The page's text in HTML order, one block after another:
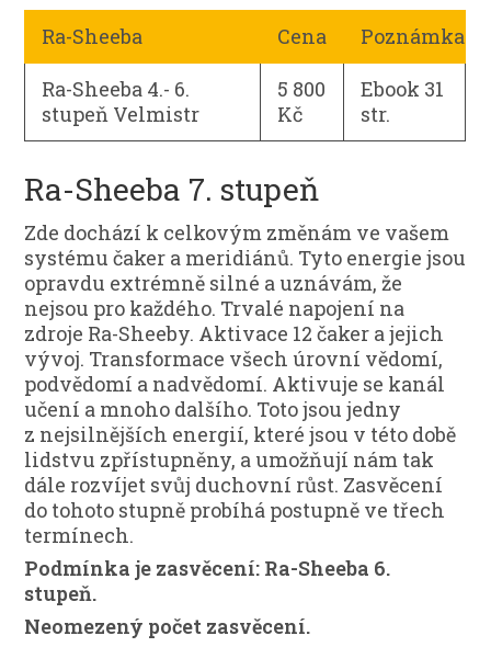
Ra-Sheeba Cena
Poznámka
Ra-Sheeba 4.- 6.
stupeň Velmistr
5 800
Kč
Ebook 31
str.
Ra-Sheeba 7. stupeň
Zde dochází k celkovým změnám ve vašem
systému čaker a meridiánů. Tyto energie jsou
opravdu extrémně silné a uznávám, že
nejsou pro každého. Trvalé napojení na
zdroje Ra-Sheeby. Aktivace 12 čaker a jejich
vývoj. Transformace všech úrovní vědomí,
podvědomí a nadvědomí. Aktivuje se kanál
učení a mnoho dalšího. Toto jsou jedny
z nejsilnějších energií, které jsou v této době
lidstvu zpřístupněny, a umožňují nám tak
dále rozvíjet svůj duchovní růst. Zasvěcení
do tohoto stupně probíhá postupně ve třech
termínech.
Podmínka je zasvěcení: Ra-Sheeba 6.
stupeň.
Neomezený počet zasvěcení.